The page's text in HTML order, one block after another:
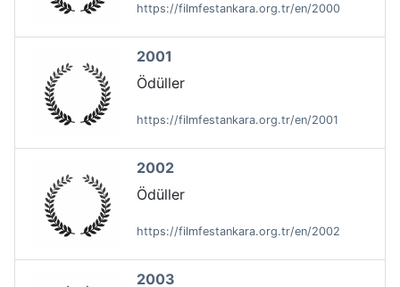
https://filmfestankara.org.tr/en/2000
2001
Ödüller
https://filmfestankara.org.tr/en/2001
2002
Ödüller
https://filmfestankara.org.tr/en/2002
2003